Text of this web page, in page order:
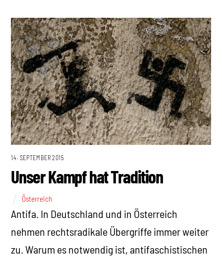
14. SEPTEMBER 2015
Unser Kampf hat Tradition
Österreich
Antifa. In Deutschland und in Österreich
nehmen rechtsradikale Übergriffe immer weiter
zu. Warum es notwendig ist, antifaschistischen